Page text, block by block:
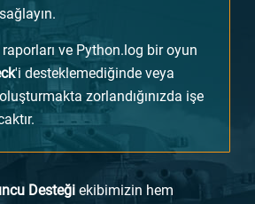
ve Python.log bir oyun
'i desteklemediğinde veya
zorlandığınızda işe
Desteği ekibimizin hem